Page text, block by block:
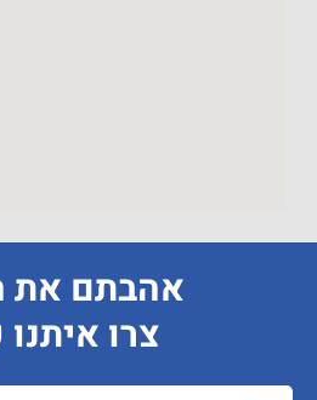
אהבתם את
צרו